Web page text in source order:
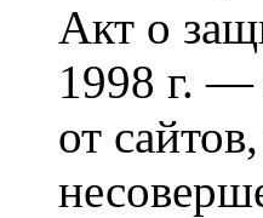
Акт о
1998 г. —
от